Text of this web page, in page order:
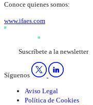
Conoce quienes somos:
www.ifaes.com
Suscríbete a la newsletter
Síguenos
Aviso Legal
Política de Cookies